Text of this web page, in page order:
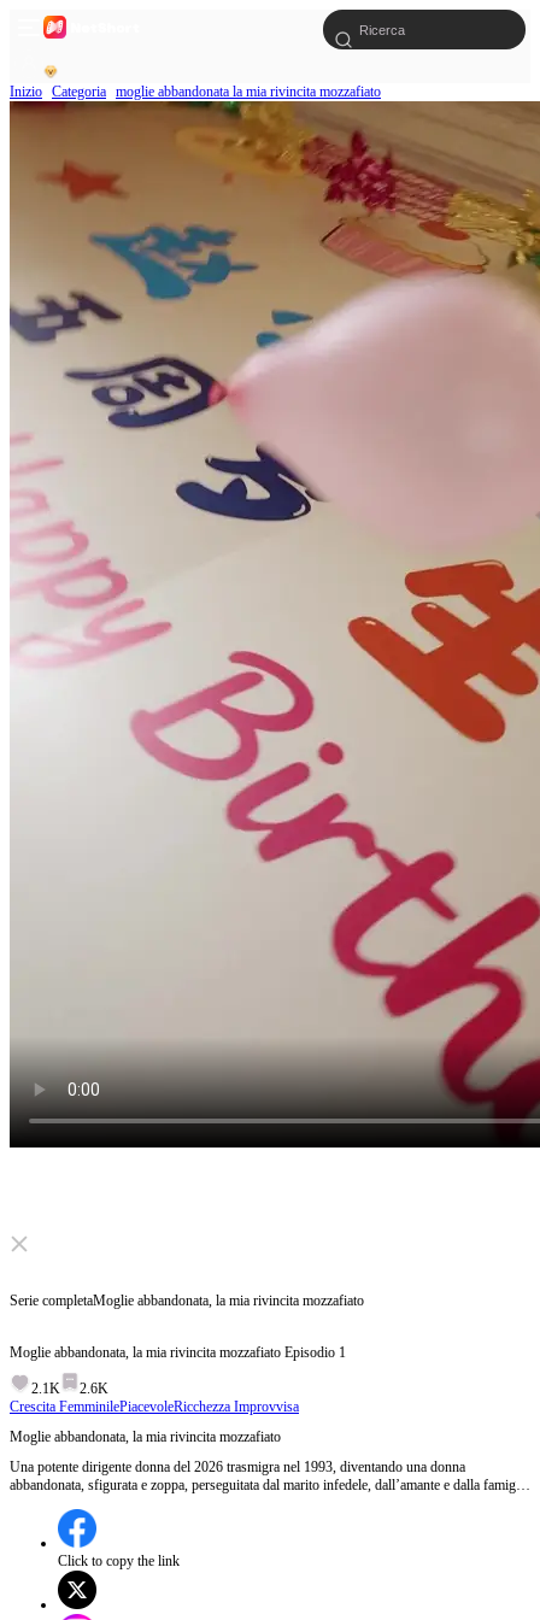
Inizio Categoria moglie abbandonata la mia rivincita mozzafiato
Click to unmute
Serie completaMoglie abbandonata, la mia rivincita mozzafiato
Moglie abbandonata, la mia rivincita mozzafiato Episodio 1
2.1K
2.6K
Crescita FemminilePiacevoleRicchezza Improvvisa
Moglie abbandonata, la mia rivincita mozzafiato
Una potente dirigente donna del 2026 trasmigra nel 1993, diventando una donna
abbandonata, sfigurata e zoppa, perseguitata dal marito infedele, dall’amante e dalla famiglia
ricchezze. Si vendica dei nemici, compie una straordinaria rivincita, divorzia serenamente e
se ne va con la bisnonna, diventando una regina irraggiungibile per tutti.
Click to copy the link